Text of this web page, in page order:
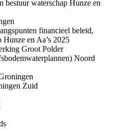
bestuur waterschap Hunze en
financieel beleid,
Hunze en Aa’s 2025
Groot Polder
Noord
Zuid